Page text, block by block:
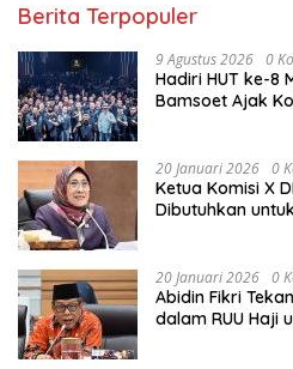
Berita Terpopuler
9 Agustus 2026 0
Hadiri HUT ke-8
Bamsoet Ajak
Bangsa
20 Januari 2026 0
Ketua Komisi X
Dibutuhkan
20 Januari 2026 0
Abidin Fikri
dalam RUU Haji